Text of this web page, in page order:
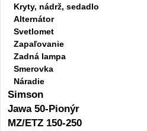
Kryty, nádrž, sedadlo
Alternátor
Svetlomet
Zapaľovanie
Zadná lampa
Smerovka
Náradie
Simson
Jawa 50-Pionýr
MZ/ETZ 150-250